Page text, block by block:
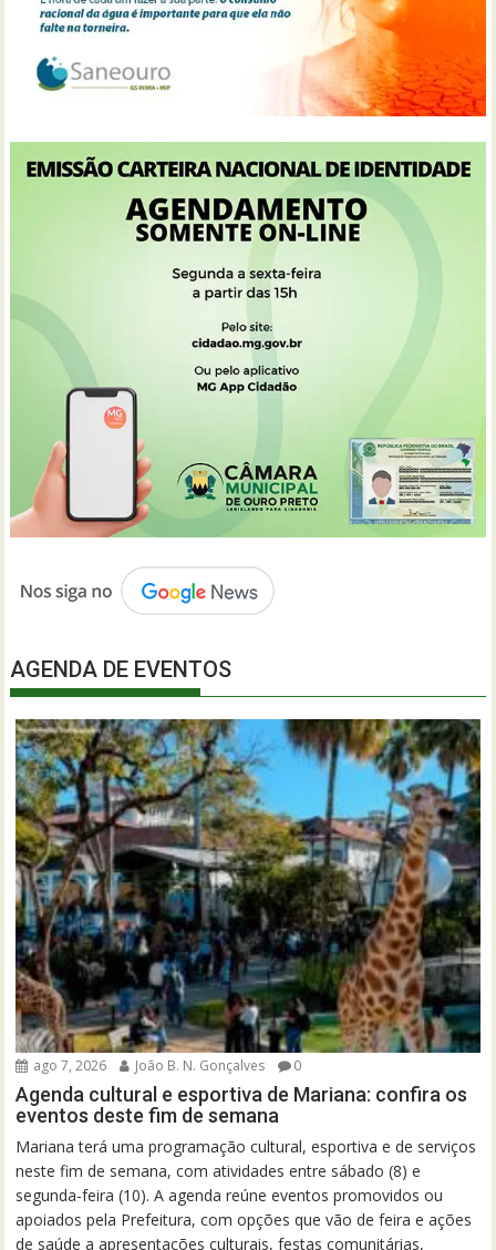
AGENDA DE EVENTOS
ago 7, 2026 João B. N. Gonçalves 0
Agenda cultural e esportiva de Mariana: confira os
eventos deste fim de semana
Mariana terá uma programação cultural, esportiva e de serviços
neste fim de semana, com atividades entre sábado (8) e
segunda-feira (10). A agenda reúne eventos promovidos ou
apoiados pela Prefeitura, com opções que vão de feira e ações
de saúde a apresentações culturais, festas comunitárias,